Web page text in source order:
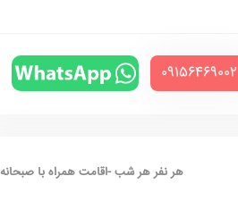
‪09156469002‬
هر نفر هر شب -اقامت همراه با صبحانه